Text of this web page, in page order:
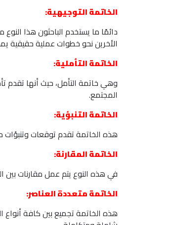
الخاتمة التوجيهية:
دائمًا ما يستخدم الباحثون هذا
الأخرين نحو خطوات عملية حقيقية
الخاتمة التأملية:
وهي خاتمة التأمل، حيث أنها تقدم
المجتمع.
الخاتمة التنبؤية:
هذه الخاتمة تقدم توقعات وتنبؤات
الخاتمة المقارنة:
في هذه النوع يتم عمل مقارنات بين
الخاتمة متعددة العناصر:
هذه الخاتمة تجميع بين كافة